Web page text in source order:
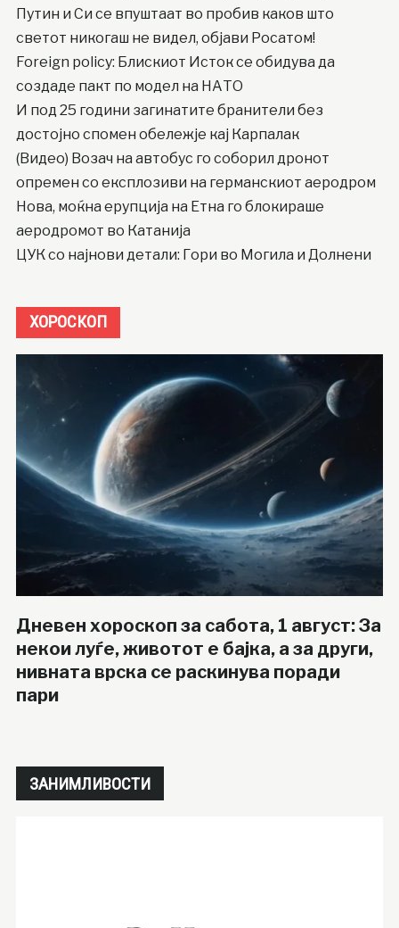
Путин и Си се впуштаат во пробив каков што
светот никогаш не видел, објави Росатом!
Foreign policy: Блискиот Исток се обидува да
создаде пакт по модел на НАТО
И под 25 години загинатите бранители без
достојно спомен обележје кај Карпалак
(Видео) Возач на автобус го соборил дронот
опремен со експлозиви на германскиот аеродром
Нова, моќна ерупција на Етна го блокираше
аеродромот во Катанија
ЦУК со најнови детали: Гори во Могила и Долнени
ХОРОСКОП
Дневен хороскоп за сабота, 1 август: За
некои луѓе, животот е бајка, а за други,
нивната врска се раскинува поради
пари
ЗАНИМЛИВОСТИ